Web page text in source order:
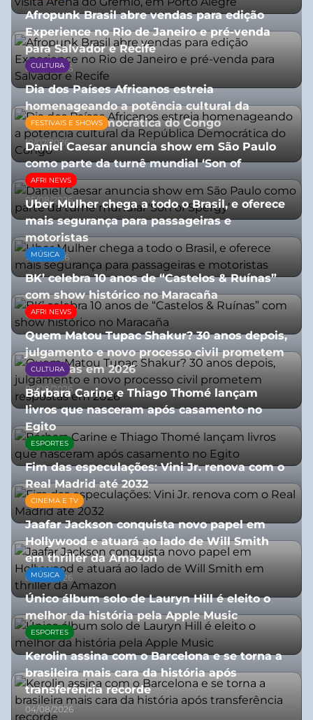
Afropunk Brasil abre vendas para edição
Experience no Rio de Janeiro e pré-venda
para Salvador e Recife
03/08/2026
CULTURA
Dia dos Países Africanos estreia
homenageando a potência cultural da
República Democrática do Congo
10/07/2026
FESTIVAIS E SHOWS
Daniel Caesar anuncia show em São Paulo
como parte da turnê mundial ‘Son of
Spergy’
05/08/2026
AFRI NEWS
Uber Mulher chega a todo o Brasil, e oferece
mais segurança para passageiras e
motoristas
10/07/2026
MÚSICA
BK’ celebra 10 anos de “Castelos & Ruínas”
com show histórico no Maracaña
06/08/2026
AFRI NEWS
Quem Matou Tupac Shakur? 30 anos depois,
julgamento e novo processo civil prometem
respostas em 2026
05/08/2026
CULTURA
Bárbara Carine e Thiago Thomé lançam
livros que nasceram após casamento no
Egito
10/07/2026
ESPORTES
Fim das especulações: Vini Jr. renova com o
Real Madrid até 2032
06/08/2026
CINEMA E TV
Jaafar Jackson conquista novo papel em
Hollywood e atuará ao lado de Will Smith
em thriller da Amazon
06/08/2026
MÚSICA
Único álbum solo de Lauryn Hill é eleito o
melhor da história pela Apple Music
06/08/2026
ESPORTES
Kerolin assina com o Barcelona e se torna a
brasileira mais cara da história após
transferência recorde
04/08/2026